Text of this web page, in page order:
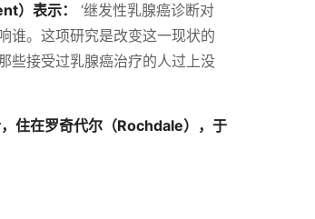
）表示：
‘继发性乳腺癌诊断对
谁。这项研究是改变这一现状的
些接受过乳腺癌治疗的人过上没
住在罗奇代尔（Rochdale），于